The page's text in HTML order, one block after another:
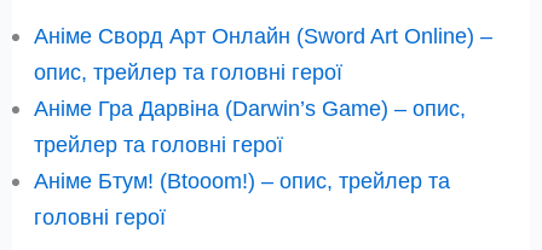
Аніме Сворд Арт Онлайн (Sword Art Online) –
опис, трейлер та головні герої
Аніме Гра Дарвіна (Darwin’s Game) – опис,
трейлер та головні герої
Аніме Бтум! (Btooom!) – опис, трейлер та
головні герої